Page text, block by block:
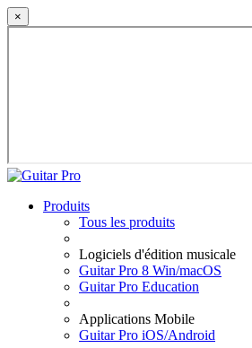
×
Produits
Tous les produits
Logiciels d'édition musicale
Guitar Pro 8 Win/macOS
Guitar Pro Education
Applications Mobile
Guitar Pro iOS/Android